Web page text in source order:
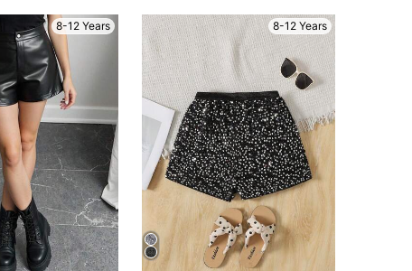
8-12 Years 8-12 Years